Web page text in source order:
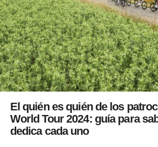
El quién es quién de los
World Tour 2024: guía para
dedica cada uno